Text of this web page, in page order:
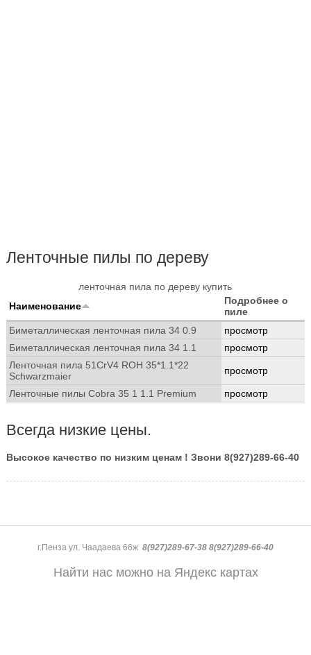
Ленточные пилы по дереву
ленточная пила по дереву купить
Наименование
Подробнее о
пиле
Биметаллическая ленточная пила 34 0.9
просмотр
Биметаллическая ленточная пила 34 1.1
просмотр
Ленточная пила 51CrV4 ROH 35*1.1*22
Schwarzmaier
просмотр
Ленточные пилы Cobra 35 1 1.1 Premium просмотр
Всегда низкие цены.
Высокое качество по низким ценам ! Звони 8(927)289-66-40
г.Пенза ул. Чаадаева 66ж 8(927)289-67-38 8(927)289-66-40
Найти нас можно на Яндекс картах